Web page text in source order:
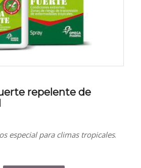
repelente de
especial para climas tropicales.